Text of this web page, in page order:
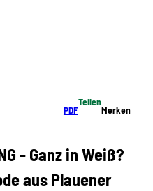
PDF
Teilen
Merken
- Ganz in Weiß?
aus Plauener